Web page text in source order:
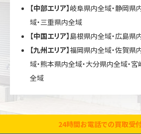
【中部エリア】岐阜県内全域・静岡県
域・三重県内全域
【中国エリア】島根県内全域・広島県
【九州エリア】福岡県内全域・佐賀県
域・熊本県内全域・大分県内全域・
全域
24時間お電話での買取受付